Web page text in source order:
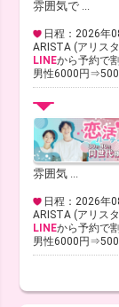
雰囲気で ...
日程：2026年
ARISTA (アリス
LINEから予約で
男性6000円
雰囲気 ...
日程：2026年
ARISTA (アリス
LINEから予約で
男性6000円